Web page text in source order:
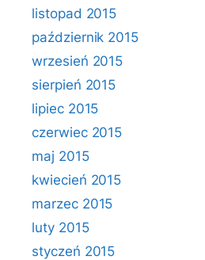
listopad 2015
październik 2015
wrzesień 2015
sierpień 2015
lipiec 2015
czerwiec 2015
maj 2015
kwiecień 2015
marzec 2015
luty 2015
styczeń 2015